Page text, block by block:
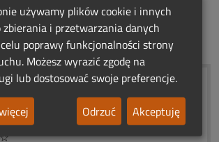
¸.•♥¸.•♥
¸.•♥¸.•♥
używamy plików cookie i innych
i przetwarzania danych
poprawy funkcjonalności strony
Możesz wyrazić zgodę na
lub dostosować swoje preferencje.
Odrzuć Akceptuję